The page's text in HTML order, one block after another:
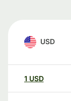
USD
1 USD